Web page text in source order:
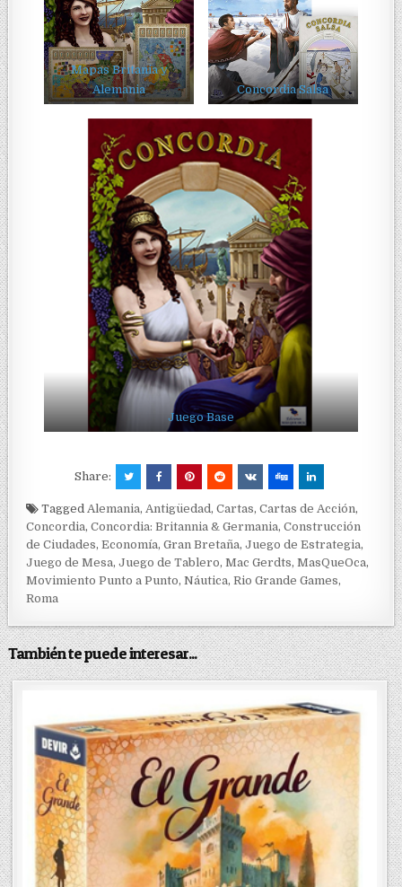
Mapas Britania y
Alemania
Concordia Salsa
Juego Base
Share:
Tagged Alemania, Antigüedad ,Cartas,Cartas de Acción,
Concordia,Concordia: Britannia & Germania,Construcción
de Ciudades,Economía,Gran Bretaña,Juego de Estrategia,
Juego de Mesa,Juego de Tablero,Mac Gerdts,MasQueOca,
Movimiento Punto a Punto,Náutica,Rio Grande Games,
Roma
También te puede interesar...